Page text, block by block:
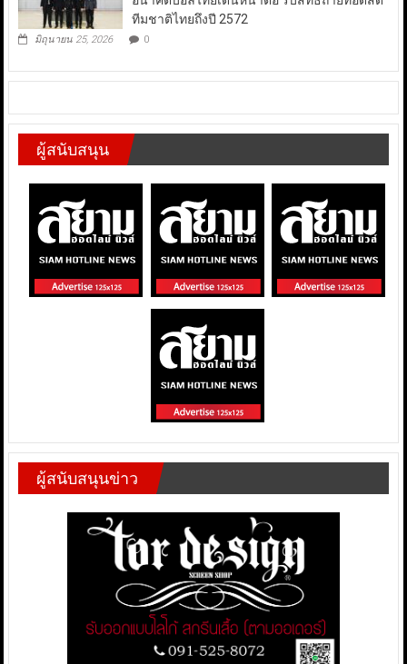
ทีมชาติไทยถึงปี 2572
มิถุนายน 25, 2026 0
ผู้สนับสนุน
ผู้สนับสนุนข่าว